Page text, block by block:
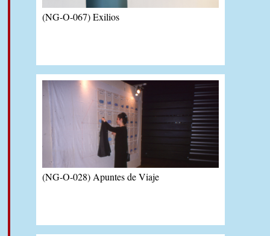
(NG-O-067) Exilios
(NG-O-028) Apuntes de Viaje